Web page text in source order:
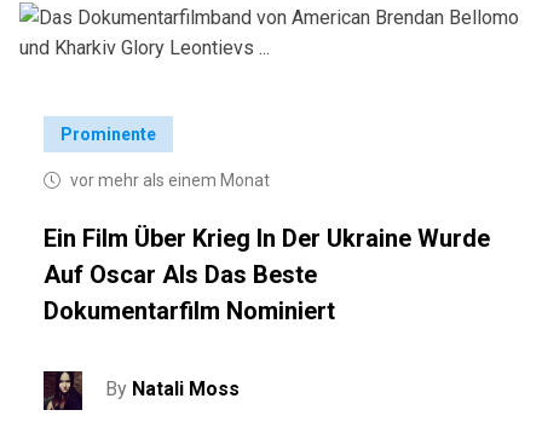
Prominente
vor mehr als einem Monat
Ein Film Über Krieg In Der Ukraine Wurde
Auf Oscar Als Das Beste
Dokumentarfilm Nominiert
By Natali Moss